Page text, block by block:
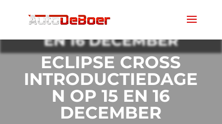
ECLIPSE CROSS
INTRODUCTIEDAGEN OP 15
EN 16 DECEMBER
ECLIPSE CROSS
INTRODUCTIEDAGE
N OP 15 EN 16
DECEMBER